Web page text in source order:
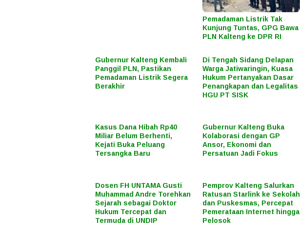
Pemadaman Listrik Tak
Kunjung Tuntas, GPG Bawa
PLN Kalteng ke DPR RI
Gubernur Kalteng Kembali
Panggil PLN, Pastikan
Pemadaman Listrik Segera
Berakhir
Di Tengah Sidang Delapan
Warga Jatiwaringin, Kuasa
Hukum Pertanyakan Dasar
Penangkapan dan Legalitas
HGU PT SISK
Kasus Dana Hibah Rp40
Miliar Belum Berhenti,
Kejati Buka Peluang
Tersangka Baru
Gubernur Kalteng Buka
Kolaborasi dengan GP
Ansor, Ekonomi dan
Persatuan Jadi Fokus
Dosen FH UNTAMA Gusti
Muhammad Andre Torehkan
Sejarah sebagai Doktor
Hukum Tercepat dan
Termuda di UNDIP
Pemprov Kalteng Salurkan
Ratusan Starlink ke Sekolah
dan Puskesmas, Percepat
Pemerataan Internet hingga
Pelosok